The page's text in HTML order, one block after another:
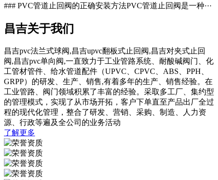
### PVC管道止回阀的正确安装方法PVC管道止回阀是一种···
昌吉关于我们
昌吉pvc法兰式球阀,昌吉upvc翻板式止回阀,昌吉对夹式止回
阀,昌吉pvc单向阀,一直致力于工业管路系统、耐酸碱阀门、化
工管材管件、给水管道配件（UPVC、CPVC、ABS、PPH、
GRPP）的研发、生产、销售,有着多年的生产、销售经验。在
工业管路、阀门领域积累了丰富的经验。采取多工厂、集约型
的管理模式，实现了从市场开拓，客户下单直至产品出厂全过
程的现代化管理，整合了研发、营销、采购、制造、人力资
源、行政等遍及全公司的业务活动
了解更多